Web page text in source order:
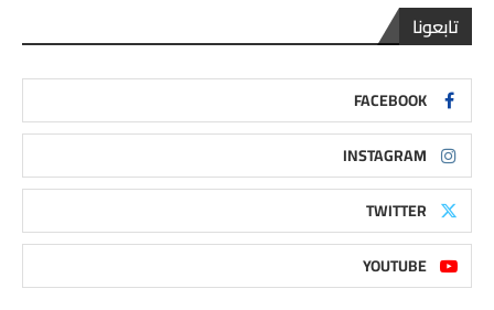
تابعونا
FACEBOOK
INSTAGRAM
TWITTER
YOUTUBE